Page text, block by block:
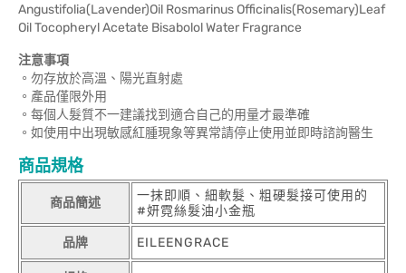
Angustifolia(Lavender)Oil Rosmarinus Officinalis(Rosemary)Leaf
Oil Tocopheryl Acetate Bisabolol Water Fragrance
注意事項
。勿存放於高溫、陽光直射處
。產品僅限外用
。每個人髮質不一建議找到適合自己的用量才最準確
。如使用中出現敏感紅腫現象等異常請停止使用並即時諮詢醫生
商品規格
商品簡述
一抹即順、細軟髮、粗硬髮接可使用的
#妍霓絲髮油小金瓶
品牌 EILEENGRACE